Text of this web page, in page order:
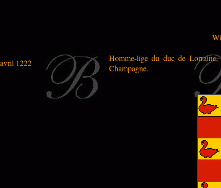
avril 1222
Homme-lige du duc de Lorraine,
Champagne.